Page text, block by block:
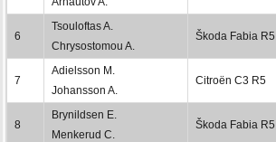
6
Tsouloftas A.
Chrysostomou A.
Škoda Fabia R5
7
Adielsson M.
Johansson A.
Citroën C3 R5
8
Brynildsen E.
Menkerud C.
Škoda Fabia R5